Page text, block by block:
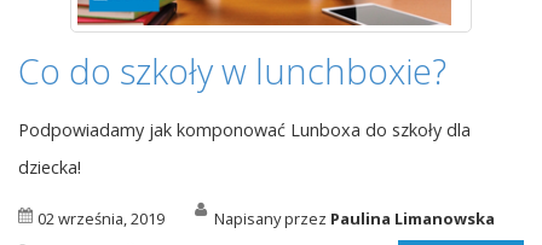
Co do szkoły w lunchboxie?
Podpowiadamy jak komponować Lunboxa do szkoły dla
dziecka!
02 września, 2019 Napisany przez Paulina Limanowska